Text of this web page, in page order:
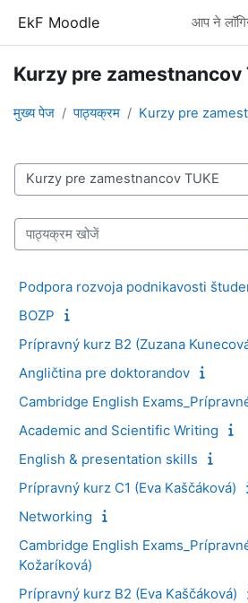
EkF Moodle आप ने
Kurzy pre zamestnancov
मुख्य पेज पाठ्यक्रम Kurzy pre
पाठ्यक्रम वर्ग
पाठ्यक्रम खोजें
Podpora rozvoja podnikavosti
BOZP
Prípravný kurz B2 (Zuzana
Angličtina pre doktorandov
Cambridge English
Academic and Scientific Writing
English & presentation skills
Prípravný kurz C1 (Eva Kaščáková)
Networking
Cambridge English
Kožaríková)
Prípravný kurz B2 (Eva Kaščáková)